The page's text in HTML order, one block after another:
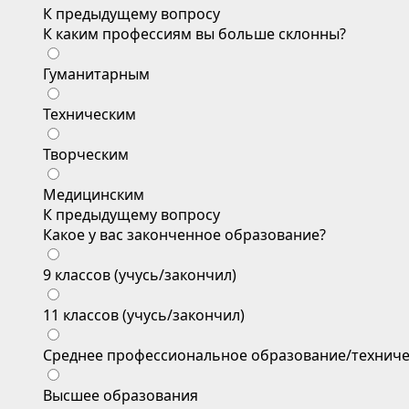
К предыдущему вопросу
К каким профессиям вы больше склонны?
Гуманитарным
Техническим
Творческим
Медицинским
К предыдущему вопросу
Какое у вас законченное образование?
9 классов (учусь/закончил)
11 классов (учусь/закончил)
Среднее профессиональное образование/
Высшее образования